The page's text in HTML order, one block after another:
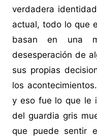
verdadera
actual, todo lo que
basan en una
desesperación de
sus propias
los
y eso fue lo que le
del guardia gris
que puede sentir